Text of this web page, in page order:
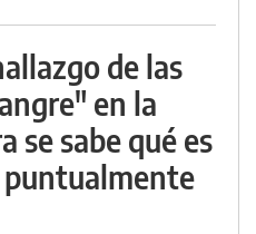
de las
en la
se sabe qué es